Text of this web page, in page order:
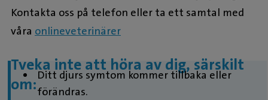
Kontakta oss på telefon eller ta ett samtal med
våra onlineveterinärer
Tveka inte att höra av dig, särskilt
om:Ditt djurs symtom kommer tillbaka eller
förändras.